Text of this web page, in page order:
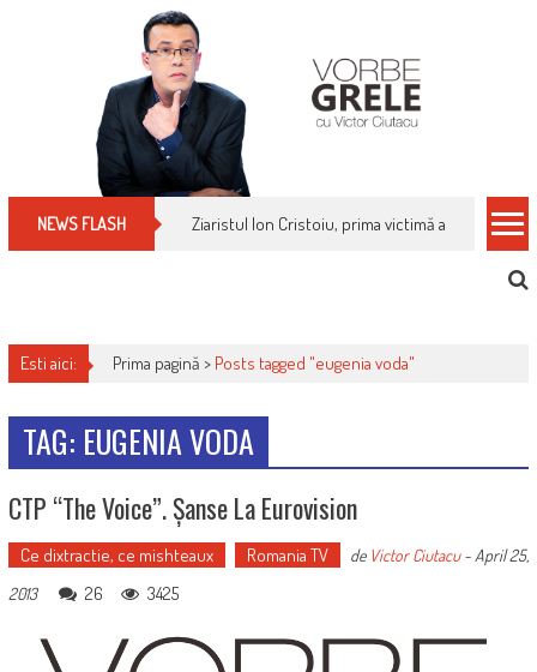
NEWS FLASH Ziaristul Ion Cristoiu, prima victimă a noi
Esti aici: Prima pagină > Posts tagged "eugenia voda"
TAG: EUGENIA VODA
CTP “The Voice”. Șanse La Eurovision
Ce dixtractie, ce mishteaux Romania TV de Victor Ciutacu-April 25,
2013
26 3425